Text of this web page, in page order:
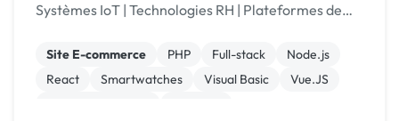
Systèmes IoT | Technologies RH | Plateformes de
Site E-commerce PHP Full-stack
Node.js
React
Smartwatches Visual Basic
Vue.JS